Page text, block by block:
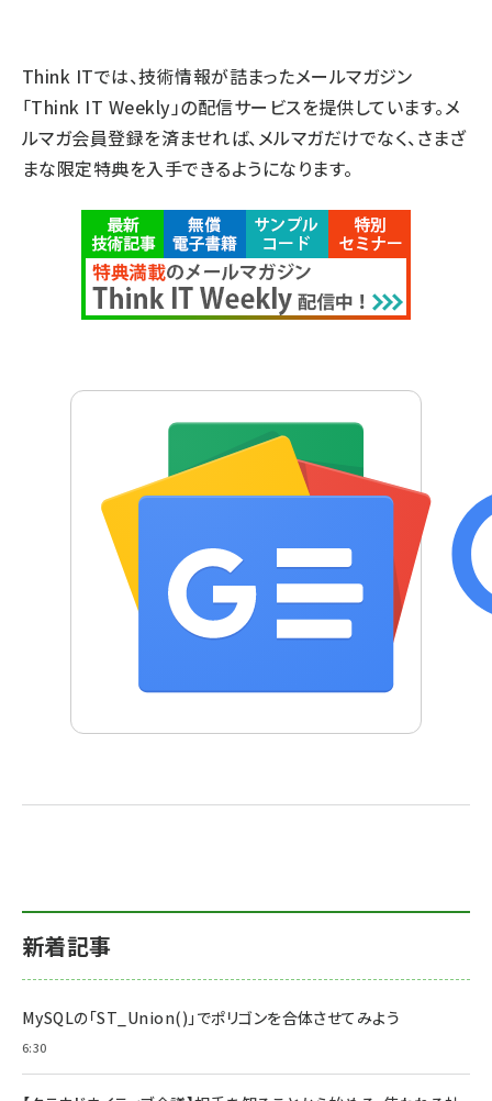
Think ITでは、技術情報が詰まったメールマガジン
「Think IT Weekly」の配信サービスを提供しています。メ
ルマガ会員登録を済ませれば、メルマガだけでなく、さまざ
まな限定特典を入手できるようになります。
新着記事
MySQLの「ST_Union()」でポリゴンを合体させてみよう
6:30